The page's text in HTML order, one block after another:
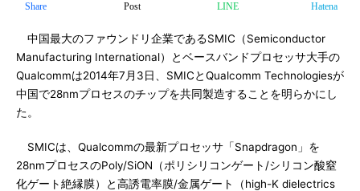
Share Post LINE Hatena
中国最大のファウンドリ企業であるSMIC（Semiconductor
Manufacturing International）とベースバンドプロセッサ大手の
Qualcommは2014年7月3日、SMICとQualcomm Technologiesが
中国で28nmプロセスのチップを共同製造することを明らかにし
た。
SMICは、Qualcommの最新プロセッサ「Snapdragon」を
28nmプロセスのPoly/SiON（ポリシリコンゲート/シリコン酸窒
化ゲート絶縁膜）と高誘電率膜/金属ゲート（high-K dielectrics